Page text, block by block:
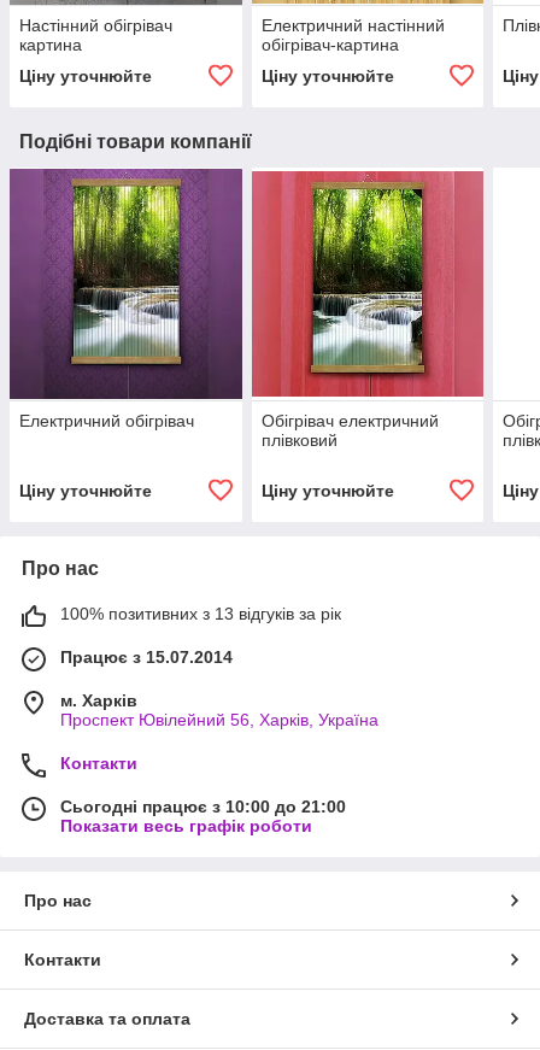
Настінний обігрівач
картина
Ціну уточнюйте
Електричний настінний
обігрівач-картина
Ціну уточнюйте
Подібні товари компанії
Електричний обігрівач
Ціну уточнюйте
Обігрівач електричний
плівковий
Ціну уточнюйте
Про нас
100% позитивних з 13 відгуків за рік
Працює з 15.07.2014
м. Харків
Проспект Ювілейний 56, Харків, Україна
Контакти
Сьогодні працює з 10:00 до 21:00
Показати весь графік роботи
Про нас
Контакти
Доставка та оплата